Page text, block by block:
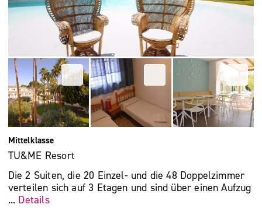
Mittelklasse
TU&ME Resort
Die 2 Suiten, die 20 Einzel- und die 48 Doppelzimmer
verteilen sich auf 3 Etagen und sind über einen Aufzug
... Details